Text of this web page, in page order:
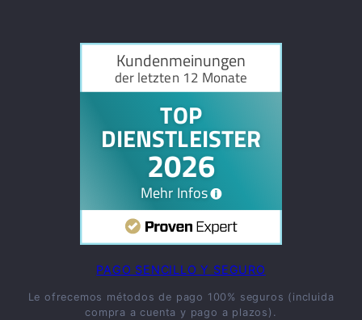
PAGO SENCILLO Y SEGURO
Le ofrecemos métodos de pago 100% seguros (incluida
compra a cuenta y pago a plazos).